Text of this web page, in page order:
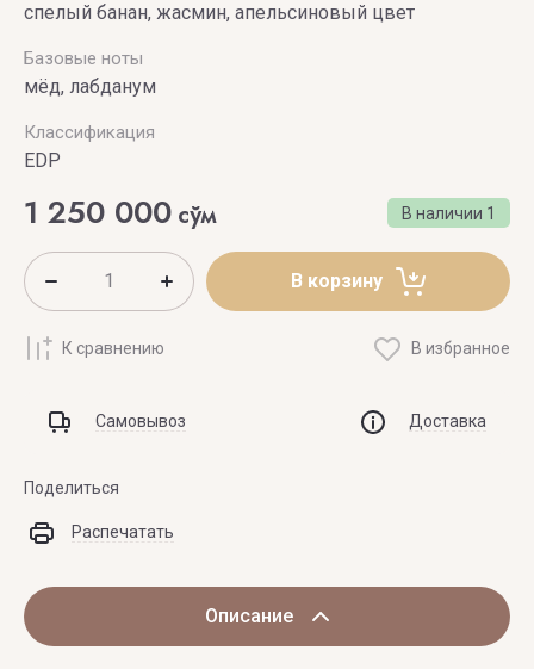
спелый банан, жасмин, апельсиновый цвет
Базовые ноты
мёд, лабданум
Классификация
EDP
В наличии 1
1 250 000 сўм
В корзину
К сравнению В избранное
Самовывоз Доставка
Поделиться
Распечатать
Описание